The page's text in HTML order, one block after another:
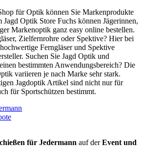
für Optik können Sie Markenprodukte
Optik Store Fuchs können Jägerinnen,
Markenoptik ganz easy online bestellen.
Zielfernrohre oder Spektive? Hier bei
Ferngläser und Spektive
Suchen Sie Jagd Optik und
bestimmten Anwendungsbereich? Die
variieren je nach Marke sehr stark.
Jagdoptik Artikel sind nicht nur für
für Sportschützen bestimmt.
für Jedermann auf derEvent und